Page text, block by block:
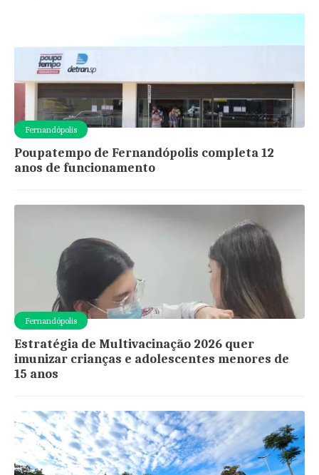
Fernandópolis
Poupatempo de Fernandópolis completa 12
anos de funcionamento
Fernandópolis
Estratégia de Multivacinação 2026 quer
imunizar crianças e adolescentes menores de
15 anos